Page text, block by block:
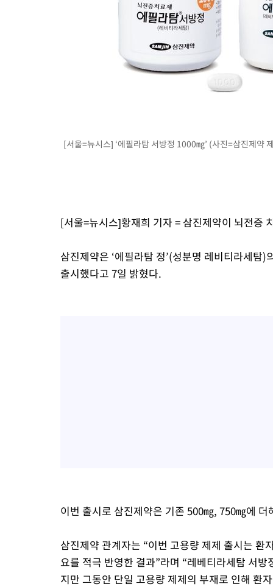
[서울=뉴시스] ‘에필라탐 서방정 1000㎎’ (사진=삼진제약
[서울=뉴시스]황재희 기자 = 삼진제약이 뇌전증
삼진제약은 ‘에필라탐 정’(성분명 레비티라세탐
출시했다고 7일 밝혔다.
이번 출시로 삼진제약은 기존 500㎎, 750㎎에
삼진제약 관계자는 “이번 고용량 제제 출시는
요를 적극 반영한 결과”라며 “레베티라세탐 서
지만 그동안 단일 고용량 제제의 부재로 인해 환